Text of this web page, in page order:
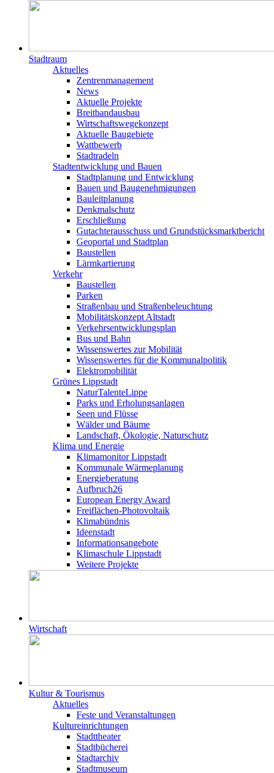
Stadtraum
Aktuelles
Zentrenmanagement
News
Aktuelle Projekte
Breitbandausbau
Wirtschaftswegekonzept
Aktuelle Baugebiete
Wattbewerb
Stadtradeln
Stadtentwicklung und Bauen
Stadtplanung und Entwicklung
Bauen und Baugenehmigungen
Bauleitplanung
Denkmalschutz
Erschließung
Gutachterausschuss und Grundstücksmarktbericht
Geoportal und Stadtplan
Baustellen
Lärmkartierung
Verkehr
Baustellen
Parken
Straßenbau und Straßenbeleuchtung
Mobilitätskonzept Altstadt
Verkehrsentwicklungsplan
Bus und Bahn
Wissenswertes zur Mobilität
Wissenswertes für die Kommunalpolitik
Elektromobilität
Grünes Lippstadt
NaturTalenteLippe
Parks und Erholungsanlagen
Seen und Flüsse
Wälder und Bäume
Landschaft, Ökologie, Naturschutz
Klima und Energie
Klimamonitor Lippstadt
Kommunale Wärmeplanung
Energieberatung
Aufbruch26
European Energy Award
Freiflächen-Photovoltaik
Klimabündnis
Ideenstadt
Informationsangebote
Klimaschule Lippstadt
Weitere Projekte
Wirtschaft
Kultur & Tourismus
Aktuelles
Feste und Veranstaltungen
Kultureinrichtungen
Stadttheater
Stadtbücherei
Stadtarchiv
Stadtmuseum